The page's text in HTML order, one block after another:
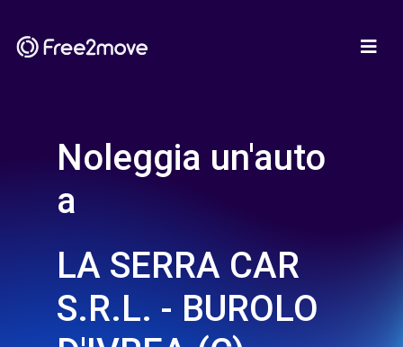
Noleggia un'auto
a
LA SERRA CAR
S.R.L. - BUROLO